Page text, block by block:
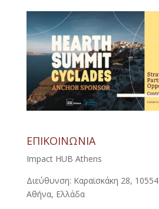
ΕΠΙΚΟΙΝΩΝΙΑ
Impact HUB Athens
Διεύθυνση: Καραϊσκάκη 28, 10554
Αθήνα, Ελλάδα